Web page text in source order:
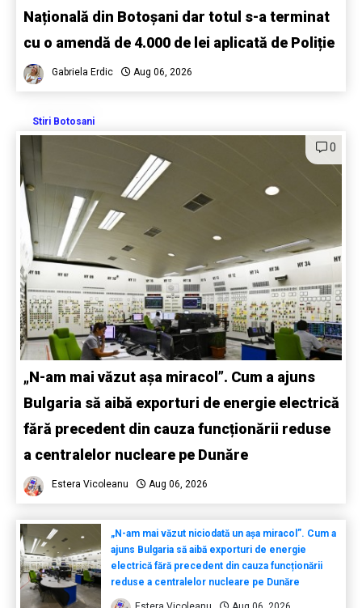
Națională din Botoșani dar totul s-a terminat
cu o amendă de 4.000 de lei aplicată de Poliție
Gabriela Erdic Aug 06, 2026
Stiri Botosani
0
„N-am mai văzut așa miracol”. Cum a ajuns
Bulgaria să aibă exporturi de energie electrică
fără precedent din cauza funcționării reduse
a centralelor nucleare pe Dunăre
Estera Vicoleanu Aug 06, 2026
„N-am mai văzut niciodată un așa miracol”. Cum a
ajuns Bulgaria să aibă exporturi de energie
electrică fără precedent din cauza funcționării
reduse a centralelor nucleare pe Dunăre